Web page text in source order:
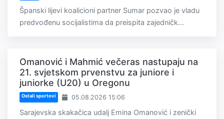
Španski lijevi koalicioni partner Sumar pozvao je vladu
predvođenu socijalistima da preispita zajedničk...
Omanović i Mahmić večeras nastupaju na
21. svjetskom prvenstvu za juniore i
juniorke (U20) u Oregonu
Ostali sportovi 05.08.2026 15:06
Sarajevska skakačica udalj Emina Omanović i zenički